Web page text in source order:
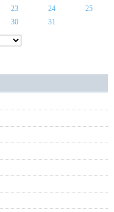
23 24
25
30 31